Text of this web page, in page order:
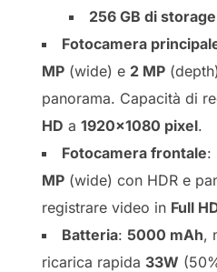
256 GB di
Fotocamera
MP (wide) e 2 MP
panorama. Capacità di
HD a 1920×1080 pixel.
Fotocamera frontale:
MP (wide) con HDR e
registrare video in Full
Batteria: 5000 mAh,
ricarica rapida 33W